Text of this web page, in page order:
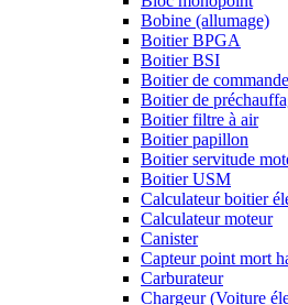
Bobine (allumage)
Boitier BPGA
Boitier BSI
Boitier de
Boitier de
Boitier filtre à air
Boitier papillon
Boitier servitude
Boitier USM
Calculateur boitier
Calculateur moteur
Canister
Capteur point mort
Carburateur
Chargeur (Voiture